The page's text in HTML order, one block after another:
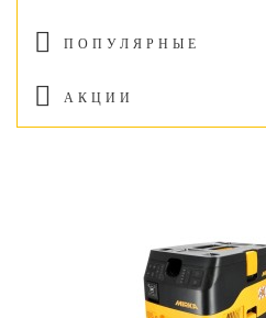
ПОПУЛЯРНЫЕ
АКЦИИ